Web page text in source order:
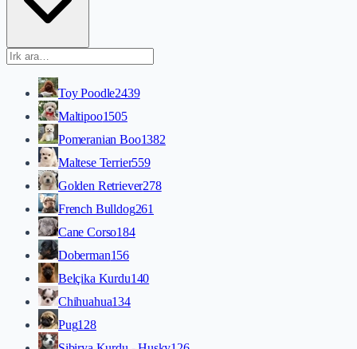
Toy Poodle2439
Maltipoo1505
Pomeranian Boo1382
Maltese Terrier559
Golden Retriever278
French Bulldog261
Cane Corso184
Doberman156
Belçika Kurdu140
Chihuahua134
Pug128